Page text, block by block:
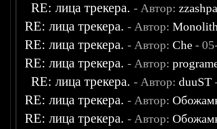
RE: лица трекера. - Автор:
RE: лица трекера. - Автор:
RE: лица трекера. - Автор: Che -
RE: лица трекера. - Автор:
RE: лица трекера. - Автор: duuST
RE: лица трекера. - Автор:
RE: лица трекера. - Автор: